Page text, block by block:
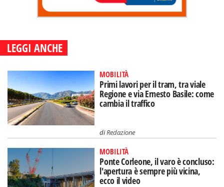
LEGGI ANCHE
MOBILITÀ
Primi lavori per il tram, tra viale
Regione e via Ernesto Basile: come
cambia il traffico
diRedazione
MOBILITÀ
Ponte Corleone, il varo è concluso:
l'apertura è sempre più vicina,
ecco il video